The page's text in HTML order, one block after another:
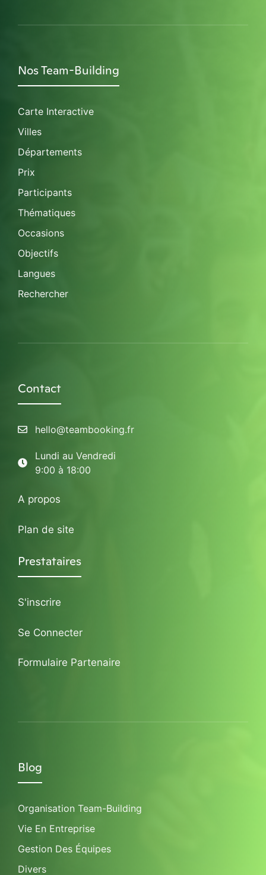
Nos Team-Building
Carte Interactive
Villes
Départements
Prix
Participants
Thématiques
Occasions
Objectifs
Langues
Rechercher
Contact
hello@teambooking.fr
Lundi au Vendredi
9:00 à 18:00
A propos
Plan de site
Prestataires
S'inscrire
Se Connecter
Formulaire Partenaire
Blog
Organisation Team-Building
Vie En Entreprise
Gestion Des Équipes
Divers